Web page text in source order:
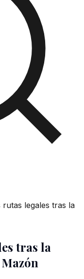
rutas legales tras la
tras la